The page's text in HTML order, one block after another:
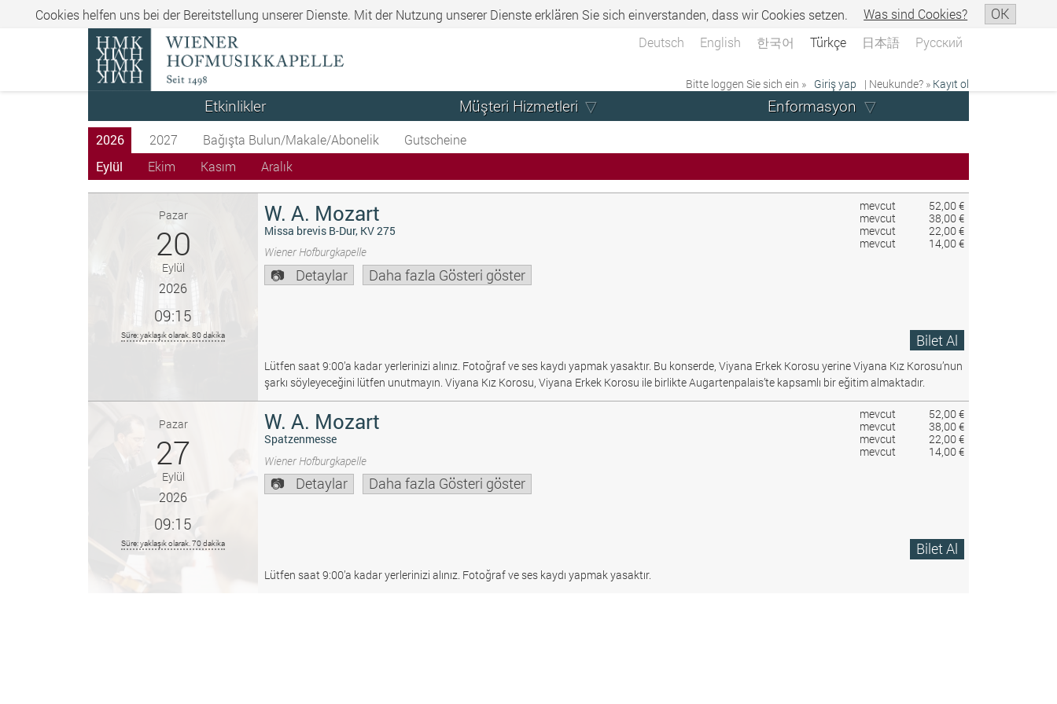
Cookies helfen uns bei der Bereitstellung unserer Dienste. Mit der Nutzung unserer Dienste erklären Sie sich einverstanden, dass wir Cookies setzen. Was sind Cookies? OK
Deutsch English 한국어 Türkçe 日本語 Русский
Bitte loggen Sie sich ein » Giriş yap | Neukunde? » Kayıt ol
Etkinlikler Müşteri Hizmetleri Enformasyon
2026 2027 Bağışta Bulun/Makale/Abonelik
Gutscheine
Eylül
Ekim Kasım Aralık
mevcut
52,00 €
mevcut
38,00 €
mevcut
22,00 €
mevcut
14,00 €
Pazar
20
Eylül
2026
09:15
Süre: yaklaşık olarak. 80 dakika
W. A. Mozart
Missa brevis B-Dur, KV 275
Wiener Hofburgkapelle
Detaylar Daha fazla Gösteri göster
Bilet Al
Lütfen saat 9:00’a kadar yerlerinizi alınız. Fotoğraf ve ses kaydı yapmak yasaktır. Bu konserde, Viyana Erkek Korosu yerine Viyana Kız Korosu’nun
şarkı söyleyeceğini lütfen unutmayın. Viyana Kız Korosu, Viyana Erkek Korosu ile birlikte Augartenpalais’te kapsamlı bir eğitim almaktadır.
mevcut
52,00 €
mevcut
38,00 €
mevcut
22,00 €
mevcut
14,00 €
Pazar
27
Eylül
2026
09:15
Süre: yaklaşık olarak. 70 dakika
W. A. Mozart
Spatzenmesse
Wiener Hofburgkapelle
Detaylar Daha fazla Gösteri göster
Bilet Al
Lütfen saat 9:00’a kadar yerlerinizi alınız. Fotoğraf ve ses kaydı yapmak yasaktır.